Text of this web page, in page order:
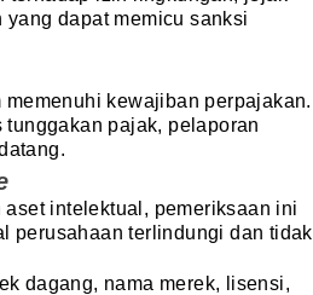
dapat memicu sanksi
kewajiban perpajakan.
pajak, pelaporan
intelektual, pemeriksaan ini
perusahaan terlindungi dan tidak
dagang, nama merek, lisensi,